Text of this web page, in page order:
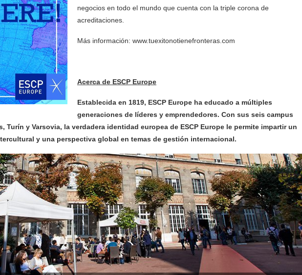
negocios en todo el mundo que cuenta con la triple corona de
acreditaciones.
Más información: www.tuexitonotienefronteras.com
Acerca de ESCP Europe
Establecida en 1819, ESCP Europe ha educado a múltiples
generaciones de líderes y emprendedores. Con sus seis campus
Turín y Varsovia, la verdadera identidad europea de ESCP Europe le permite impartir un
y una perspectiva global en temas de gestión internacional.